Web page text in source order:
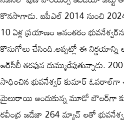
కొనసాగాడు. ఐపీఎల్ 2014 నుంచి
10 ఏళ్ల ప్రయాణం అనంతరం
కొనుగోలు చేసింది.అప్పట్లో ఈ
ఆర్‌సీబీ తరఫున దుమ్మురేపుతున్నాడు.
సాధించిన భువనేశ్వర్ కుమార్
మైలురాయి అందుకున్న మూడో బౌలర్‌గా
రవీంద్ర జడేజా 264 మ్యాచ్ లతో